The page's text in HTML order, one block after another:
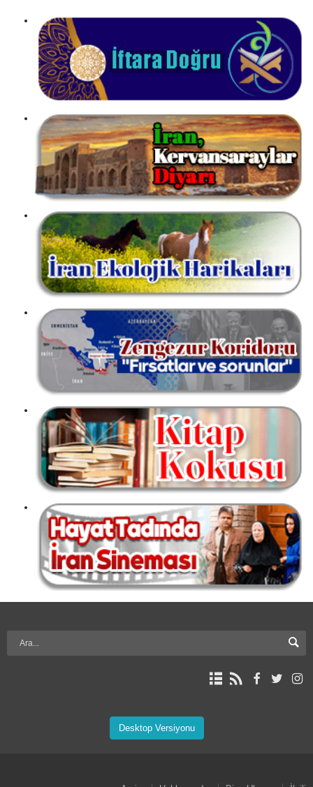
Desktop Versiyonu